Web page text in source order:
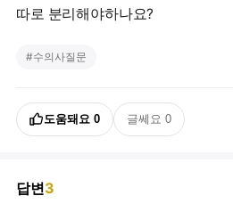
따로 분리해야하나요?
#수의사질문
도움돼요 0 글쎄요 0
답변3